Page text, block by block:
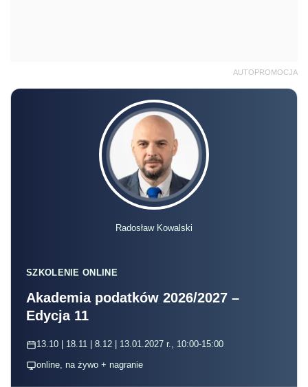
AUTOPROMOCJA
Radosław Kowalski
SZKOLENIE ONLINE
Akademia podatków 2026/2027 –
Edycja 11
13.10 | 18.11 | 8.12 | 13.01.2027 r., 10:00-15:00
online, na żywo + nagranie